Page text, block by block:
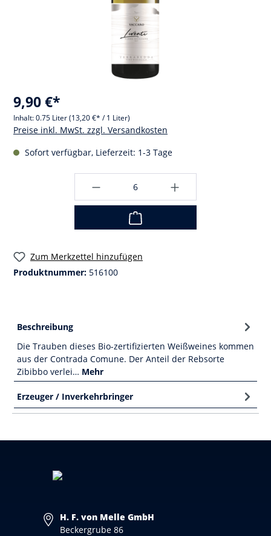
9,90 €*
Inhalt:0.75 Liter(13,20 €* / 1 Liter)
Preise inkl. MwSt. zzgl. Versandkosten
Sofort verfügbar, Lieferzeit: 1-3 Tage
Zum Merkzettel hinzufügen
Produktnummer: 516100
Beschreibung
Die Trauben dieses Bio-zertifizierten Weißweines kommen
aus der Contrada Comune. Der Anteil der Rebsorte
Zibibbo verlei… Mehr
Erzeuger / Inverkehrbringer
H. F. von Melle GmbH
Beckergrube 86